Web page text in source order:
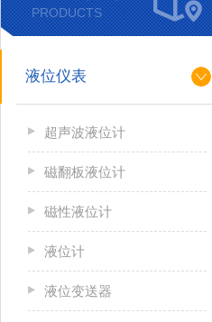
PRODUCTS
液位仪表
超声波液位计
磁翻板液位计
磁性液位计
液位计
液位变送器